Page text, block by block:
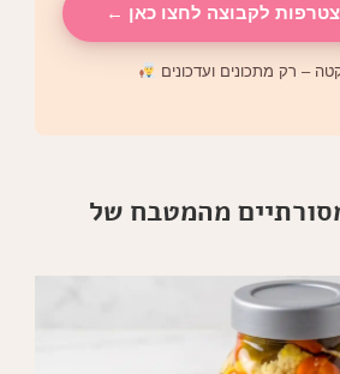
לקבוצה לחצו כאן ←
– רק מתכונים ועדכונים
מהמטבח של